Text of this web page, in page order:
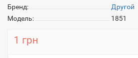
Бренд:
Другой
Модель:
1851
1 грн